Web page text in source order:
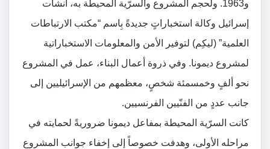
و1963. ولحجم المشروع والسرّية المحيطة به، أنشأت
إسرائيل وكالة استخباراتٍ جديدةً بِاسم “مكتب الارتباطات
العلمية” (ليكِم) لتوفير الأمن والمعلومات الاستخباراتية
لمشروع ديمونا. وفي ذروة أعمال البناء، عمل في المشروع
نحو ألفٍ وخمسمئة شخصٍ، معظمهم من الإسرائيليين إلى
جانب عددٍ من الفنّيين الفرنسيين.
كانت السرّية المحيطة بمفاعل ديمونا ضروريةً لحمايته في
مراحله الأولى، وهدفت خصوصاً إلى إخفاء جوانب المشروع